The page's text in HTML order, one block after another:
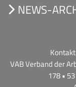
NEWS-
Kontakt
VAB Verband der
178 •